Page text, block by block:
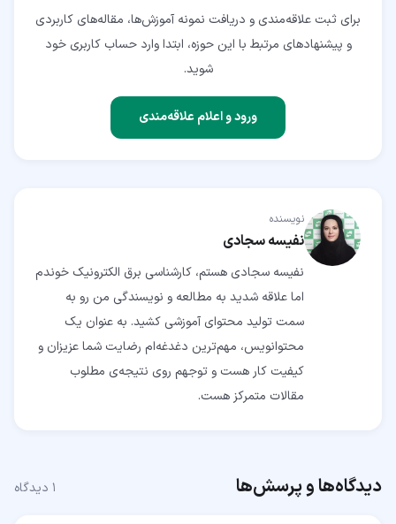
برای ثبت علاقه‌مندی و دریافت نمونه آموزش‌ها، مقاله‌های کاربردی
و پیشنهادهای مرتبط با این حوزه، ابتدا وارد حساب کاربری خود
شوید.
ورود و اعلام علاقه‌مندی
نویسنده
نفیسه سجادی
نفیسه سجادی هستم، کارشناسی برق الکترونیک خوندم
اما علاقه شدید به مطالعه و نویسندگی من رو به
سمت تولید محتوای آموزشی کشید. به عنوان یک
محتوانویس، مهم‌ترین دغدغه‌ام رضایت شما عزیزان و
کیفیت کار هست و توجهم روی نتیجه‌ی مطلوب
مقالات متمرکز هست.
دیدگاه‌ها و پرسش‌ها ۱ دیدگاه